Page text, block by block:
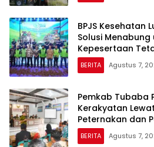
BPJS Kesehatan
Solusi
Kepesertaan
BERITA Agustus 7,
Pemkab Tubaba
Kerakyatan
Peternakan dan
BERITA Agustus 7,